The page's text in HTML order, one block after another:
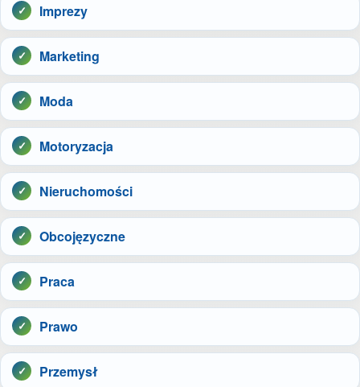
Imprezy
Marketing
Moda
Motoryzacja
Nieruchomości
Obcojęzyczne
Praca
Prawo
Przemysł